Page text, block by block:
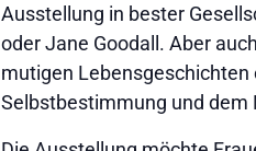
Ausstellung in bester
oder Jane Goodall. Aber
mutigen Lebensgeschichten
Selbstbestimmung und dem